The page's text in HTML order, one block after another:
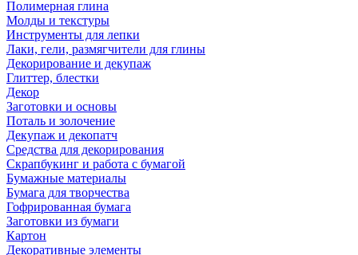
Полимерная глина
Молды и текстуры
Инструменты для лепки
Лаки, гели, размягчители для глины
Декорирование и декупаж
Глиттер, блестки
Декор
Заготовки и основы
Поталь и золочение
Декупаж и декопатч
Средства для декорирования
Скрапбукинг и работа с бумагой
Бумажные материалы
Бумага для творчества
Гофрированная бумага
Заготовки из бумаги
Картон
Декоративные элементы